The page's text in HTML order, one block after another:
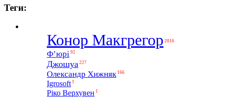
Теги:
Конор Макгрегор 2016
Ф’юрі 92
Джошуа 227
Олександр Хижняк 166
Igrosoft 1
Ріко Верхувен 1